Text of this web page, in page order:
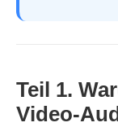
Teil 1.
Video-